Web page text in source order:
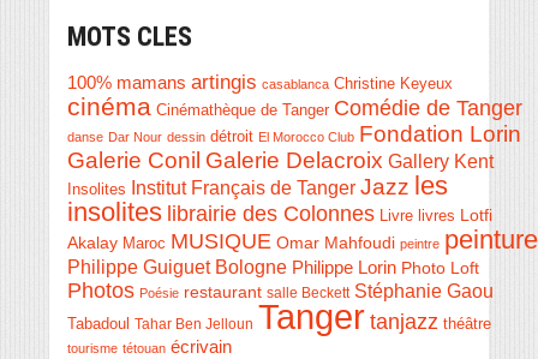
MOTS CLES
100% mamans artingis casablanca Christine Keyeux
cinéma Cinémathèque de Tanger Comédie de Tanger
danse Dar Nour dessin détroit El Morocco Club Fondation Lorin
Galerie Conil Galerie Delacroix Gallery Kent
Insolites Institut Français de Tanger Jazz les
insolites librairie des Colonnes Livre livres Lotfi
Akalay Maroc MUSIQUE Omar Mahfoudi peintre peinture
Philippe Guiguet Bologne Philippe Lorin Photo Loft
Photos Poésie restaurant salle Beckett Stéphanie Gaou
Tabadoul Tahar Ben Jelloun Tanger tanjazz théâtre
tourisme tétouan écrivain